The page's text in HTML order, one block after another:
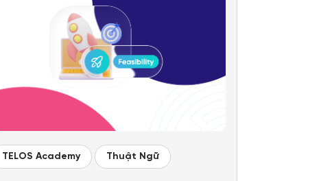
TELOS Academy Thuật Ngữ